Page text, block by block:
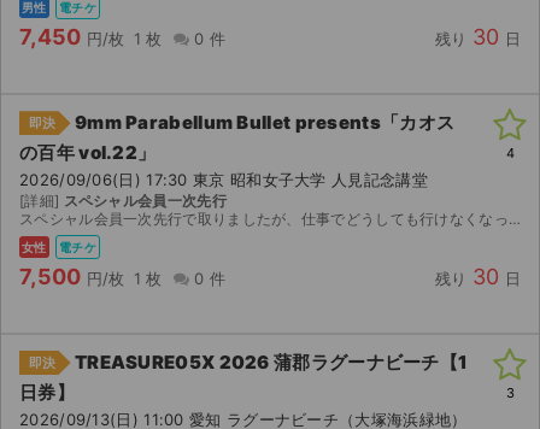
サイト情報
チケットジャム運営会社
チケットジャム利用規約
特定商取引法に基づく表記
公演登録依頼
男性 電チケ
7,450 円/枚 1 枚 0 件 残り 30 日
即決
9mm Parabellum Bullet presents「カオス
の百年 vol.22」
2026/09/06(日) 17:30 東京 昭和女子大学 人見記念講堂
[詳細] スペシャル会員一次先行
スペシャル会員一次先行で取りましたが、仕事でどうしても行けなくなってしまいました。座席は8/23の発券開始次第、すぐに分配対応させていただきます。よろしくお願いします。
女性 電チケ
7,500 円/枚 1 枚 0 件 残り 30 日
4
即決
TREASURE05X 2026 蒲郡ラグーナビーチ【1
日券】
2026/09/13(日) 11:00 愛知 ラグーナビーチ（大塚海浜緑地）
3